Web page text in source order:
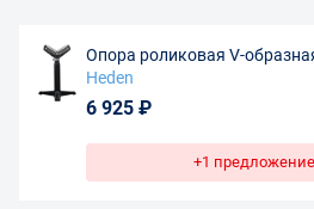
Опора роликовая V-
Heden
6 925 ₽
+1